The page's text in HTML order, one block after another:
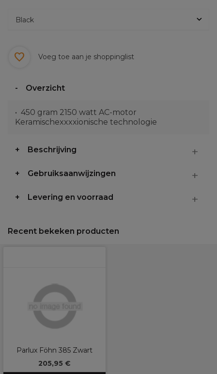
Voeg toe aan je shoppinglist
Overzicht
450 gram 2150 watt AC-motor
Keramischexxxxionische technologie
Beschrijving
Gebruiksaanwijzingen
Levering en voorraad
Recent bekeken producten
Parlux Föhn 385 Zwart
205,95 €